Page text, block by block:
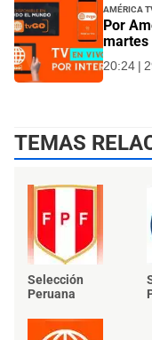
América
Por
martes
20:24 |
TEMAS
Selección
Peruana